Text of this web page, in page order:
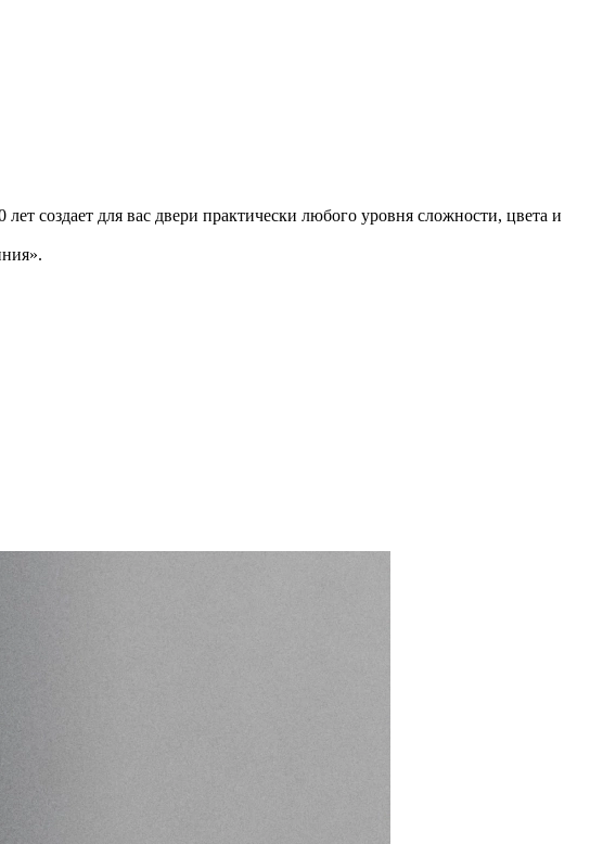
создает для вас двери практически любого уровня сложности, цвета и